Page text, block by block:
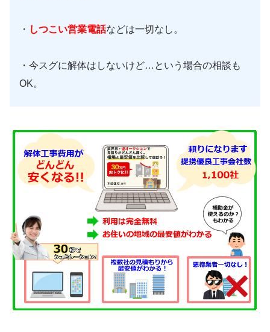
・ しつこい営業電話などは一切なし。
・今スグに解体はしないけど…という場合の相談も
OK。